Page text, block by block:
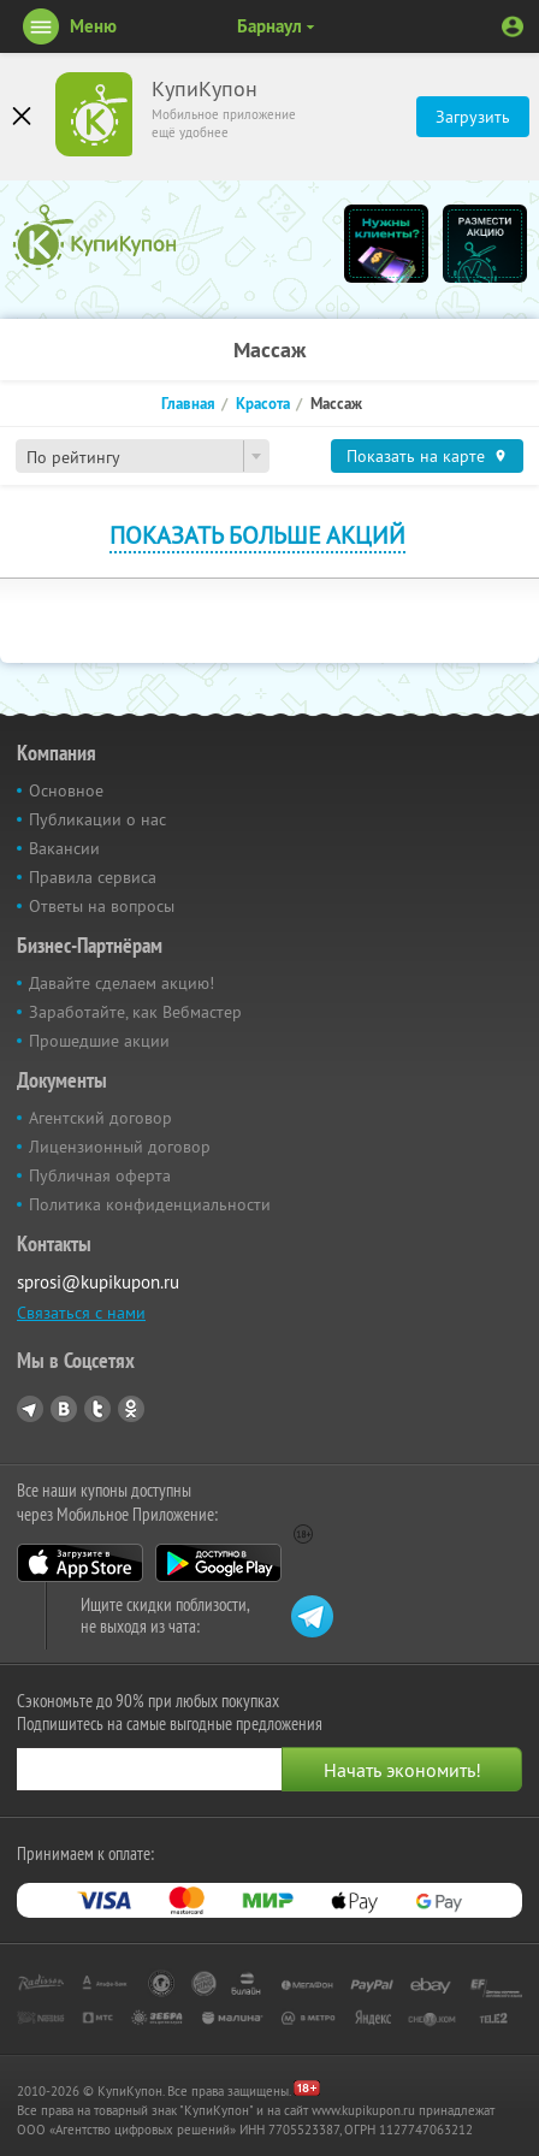
КупиКупон
Мобильное приложение
ещё удобнее
Загрузить
Меню Барнаул
Массаж
По рейтингу
Главная Красота Массаж
Показать на карте
ПОКАЗАТЬ БОЛЬШЕ АКЦИЙ
Компания
Основное
Публикации о нас
Вакансии
Правила сервиса
Ответы на вопросы
Бизнес-Партнёрам
Давайте сделаем акцию!
Заработайте, как Вебмастер
Прошедшие акции
Документы
Агентский договор
Лицензионный договор
Публичная оферта
Политика конфиденциальности
Контакты
sprosi@kupikupon.ru
Связаться с нами
Мы в Соцсетях
Все наши купоны доступны
через Мобильное Приложение:
Ищите скидки поблизости,
не выходя из чата:
Сэкономьте до 90% при любых покупках
Подпишитесь на самые выгодные предложения
Принимаем к оплате:
2010-2026 © КупиКупон. Все права защищены.
Все права на товарный знак "КупиКупон" и на сайт www.kupikupon.ru принадлежат
OOO «Агентство цифровых решений» ИНН 7705523387, ОГРН 1127747063212